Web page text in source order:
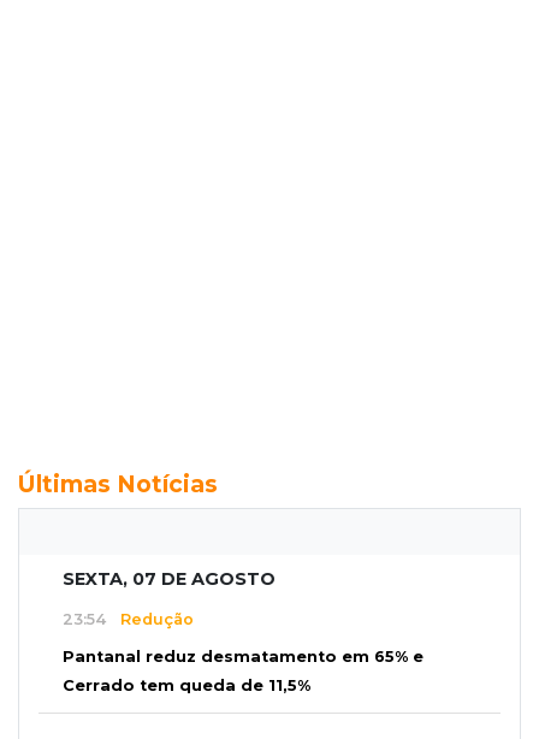
Últimas Notícias
SEXTA, 07 DE AGOSTO
23:54 Redução
Pantanal reduz desmatamento em 65% e
Cerrado tem queda de 11,5%